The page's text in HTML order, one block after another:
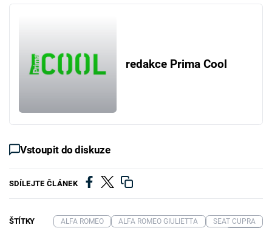
redakce Prima Cool
Vstoupit do diskuze
SDÍLEJTE ČLÁNEK
ŠTÍTKY ALFA ROMEO ALFA ROMEO GIULIETTA
SEAT CUPRA